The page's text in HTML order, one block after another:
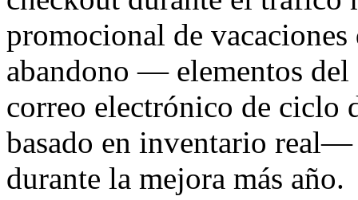
promocional de vacaciones
abandono — elementos
correo electrónico de ciclo
basado en inventario real—
durante la mejora más año.